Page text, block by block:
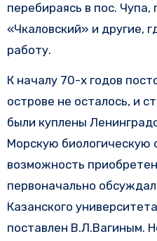
перебираясь в пос. Чупа,
«Чкаловский» и другие,
работу.
К началу 70-х годов
острове не осталось, и
были куплены
Морскую биологическую
возможность
первоначально
Казанского
поставлен В.Л.Вагиным.